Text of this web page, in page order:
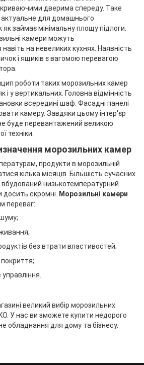
дверима спереду. Таке
актуальне для домашнього
займає мінімальну площу підлоги.
камери можуть
на невеликих кухнях. Наявність
і ящиків є вагомою перевагою
роботи таких морозильних камер
і у вертикальних. Головна відмінність
всередині шаф. Фасадні панелі
камеру. Завдяки цьому інтер'єр
буде перевантажений великою
техніки.
морозильних камер
продукти в морозильній
кілька місяців. Більшість сучасних
низькотемпературний
досить скромні. Морозильні камери
переваг:
без втрати властивостей;
великий вибір морозильних
У нас ви зможете купити недорого
обладнання для дому та бізнесу.